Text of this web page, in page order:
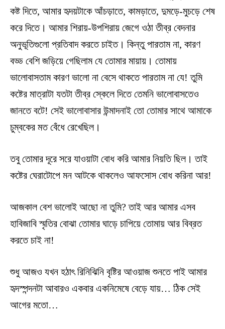
কষ্ট দিতে, আমার হৃদয়টাকে আঁচড়াতে, কামড়াতে, দুমড়ে-মুচড়ে শেষ
করে দিতে। আমার শিরায়-উপশিরায় জেগে ওঠা তীব্র বেদনার
অনুভূতিগুলো প্রতিবাদ করতে চাইত। কিন্তু পারতাম না, কারণ
বড্ড বেশি জড়িয়ে গেছিলাম যে তোমার মায়ায়। তোমায়
ভালোবাসতাম কারণ ভালো না বেসে থাকতে পারতাম না যে! তুমি
কষ্টের মাত্রাটা যতটা তীব্র স্কেলে দিতে তেমনি ভালোবাসতেও
জানতে বটে! সেই ভালোবাসার উন্মাদনাই তো তোমার সাথে আমাকে
চুম্বকের মত বেঁধে রেখেছিল।
তবু তোমার দূরে সরে যাওয়াটা বোধ করি আমার নিয়তি ছিল। তাই
কষ্টের ঘেরাটোপে মন আটকে থাকলেও আফসোস বোধ করিনা আর!
আজকাল বেশ ভালোই আছো না তুমি? তাই আর আমার এসব
হাবিজাবি স্মৃতির বোঝা তোমার ঘাড়ে চাপিয়ে তোমায় আর বিব্রত
করতে চাই না!
শুধু আজও যখন হঠাৎ রিনিঝিনি বৃষ্টির আওয়াজ শুনতে পাই আমার
হৃদস্পন্দনটা আবারও একবার একনিমেষে বেড়ে যায়… ঠিক সেই
আগের মতো…